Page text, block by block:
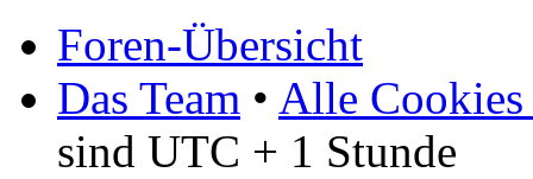
Foren-Übersicht
Das Team • Alle Cookies
sind UTC + 1 Stunde